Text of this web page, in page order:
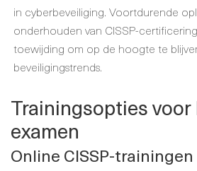
in cyberbeveiliging. Voortdurende
onderhouden van CISSP-
toewijding om op de hoogte te
beveiligingstrends.
Trainingsopties voor
examen
Online CISSP-trainingen